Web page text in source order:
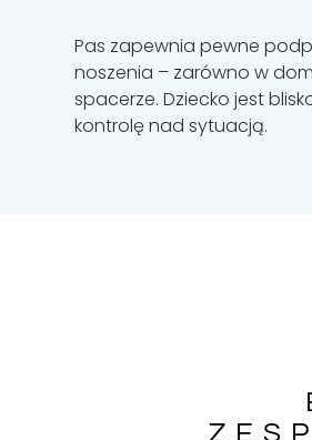
Pas zapewnia pewne
noszenia – zarówno w
spacerze. Dziecko jest
kontrolę nad sytuacją.